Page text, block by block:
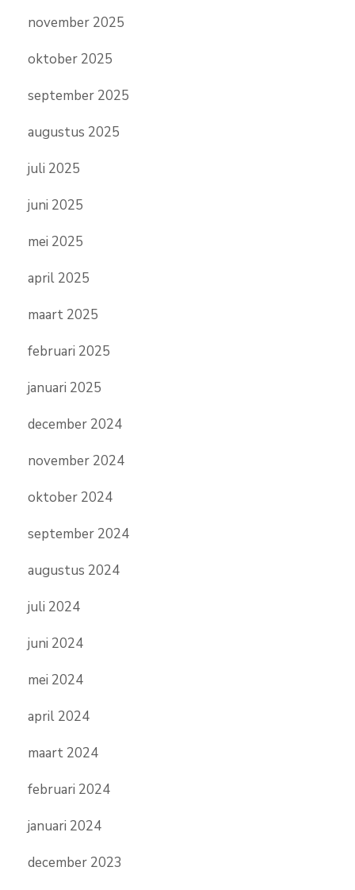
november 2025
oktober 2025
september 2025
augustus 2025
juli 2025
juni 2025
mei 2025
april 2025
maart 2025
februari 2025
januari 2025
december 2024
november 2024
oktober 2024
september 2024
augustus 2024
juli 2024
juni 2024
mei 2024
april 2024
maart 2024
februari 2024
januari 2024
december 2023